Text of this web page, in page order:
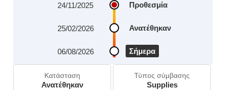
Προθεσμία
24/11/2025
Ανατέθηκαν
25/02/2026
Σήμερα
06/08/2026
Κατάσταση
Ανατέθηκαν
Τύπος σύμβασης
Supplies